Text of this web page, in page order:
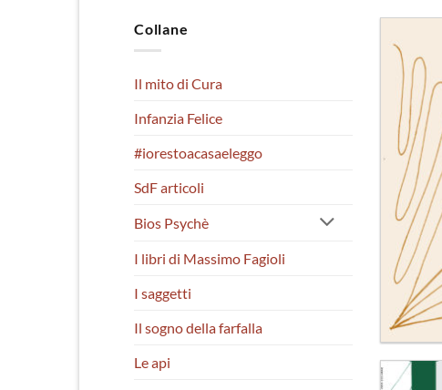
Collane
Il mito di Cura
Infanzia Felice
#iorestoacasaeleggo
SdF articoli
Bios Psychè
I libri di Massimo Fagioli
I saggetti
Il sogno della farfalla
Le api